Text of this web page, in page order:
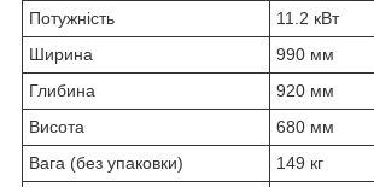
Потужність
11.2 кВт
Ширина
990 мм
Глибина
920 мм
Висота
680 мм
Вага (без упаковки)
149 кг